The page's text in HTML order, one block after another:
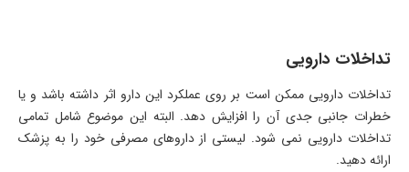
تداخلات دارویی
تداخلات دارویی ممکن است بر روی عملکرد این دارو اثر داشته باشد و یا
خطرات جانبی جدی آن را افزایش دهد. البته این موضوع شامل تمامی
تداخلات دارویی نمی شود. لیستی از داروهای مصرفی خود را به پزشک
ارائه دهید.